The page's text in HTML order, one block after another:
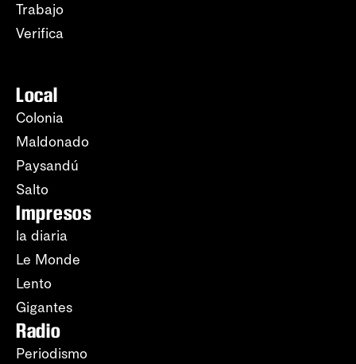
Trabajo
Verifica
Local
Colonia
Maldonado
Paysandú
Salto
Impresos
la diaria
Le Monde
Lento
Gigantes
Radio
Periodismo